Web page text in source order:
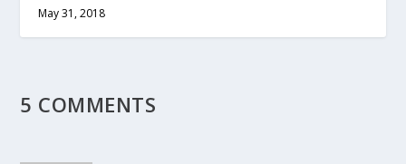
May 31, 2018
5 COMMENTS